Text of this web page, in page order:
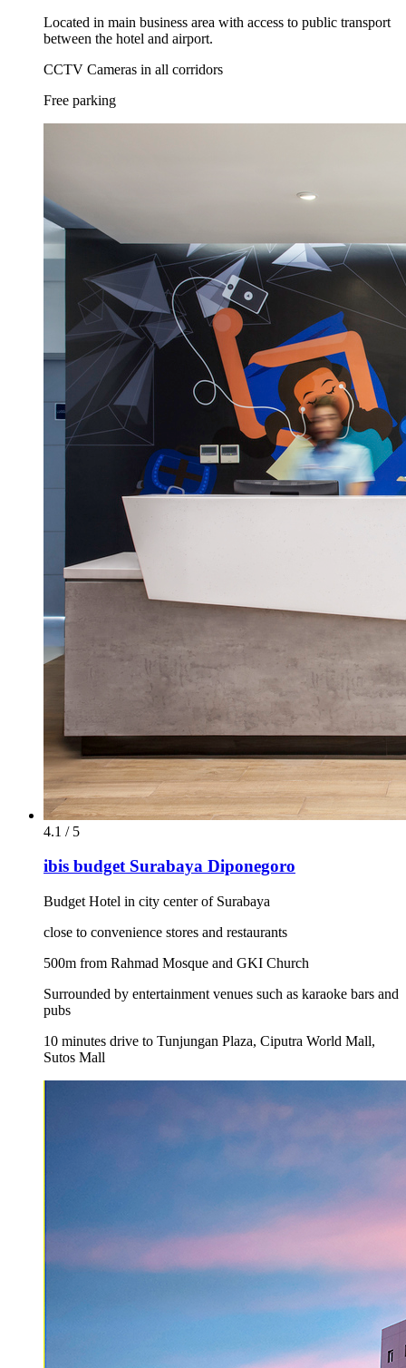
Located in main business area with access to public transport
between the hotel and airport.
CCTV Cameras in all corridors
Free parking
4.1 / 5
ibis budget Surabaya Diponegoro
Budget Hotel in city center of Surabaya
close to convenience stores and restaurants
500m from Rahmad Mosque and GKI Church
Surrounded by entertainment venues such as karaoke bars and
pubs
10 minutes drive to Tunjungan Plaza, Ciputra World Mall,
Sutos Mall